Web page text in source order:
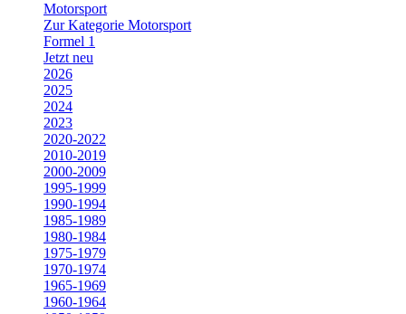
Motorsport
Zur Kategorie Motorsport
Formel 1
Jetzt neu
2026
2025
2024
2023
2020-2022
2010-2019
2000-2009
1995-1999
1990-1994
1985-1989
1980-1984
1975-1979
1970-1974
1965-1969
1960-1964